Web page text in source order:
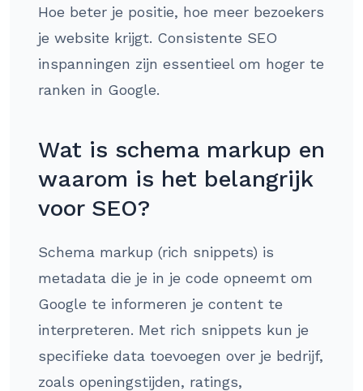
Hoe beter je positie, hoe meer bezoekers
je website krijgt. Consistente SEO
inspanningen zijn essentieel om hoger te
ranken in Google.
Wat is schema markup en
waarom is het belangrijk
voor SEO?
Schema markup (rich snippets) is
metadata die je in je code opneemt om
Google te informeren je content te
interpreteren. Met rich snippets kun je
specifieke data toevoegen over je bedrijf,
zoals openingstijden, ratings,